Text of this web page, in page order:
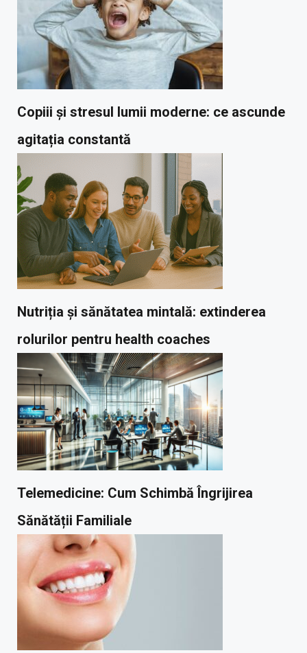
Copiii și stresul lumii moderne: ce ascunde
agitația constantă
Nutriția și sănătatea mintală: extinderea
rolurilor pentru health coaches
Telemedicine: Cum Schimbă Îngrijirea
Sănătății Familiale